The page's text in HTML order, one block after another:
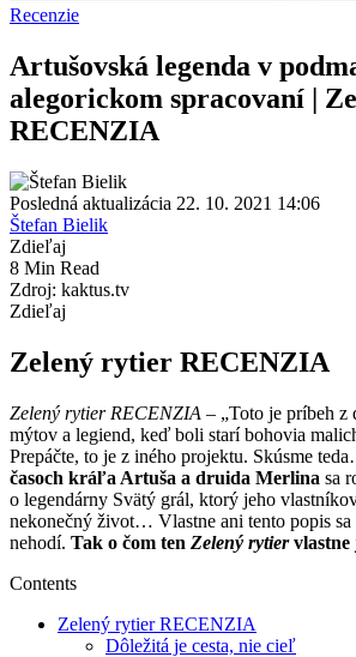
Recenzie
Artušovská legenda v
alegorickom spracovaní |
RECENZIA
Posledná aktualizácia 22. 10. 2021 14:06
Štefan Bielik
Zdieľaj
8 Min Read
Zdroj: kaktus.tv
Zdieľaj
Zelený rytier RECENZIA
Zelený rytier RECENZIA – „Toto je príbeh z
mýtov a legiend, keď boli starí bohovia
Prepáčte, to je z iného projektu. Skúsme
časoch kráľa Artuša a druida Merlina sa
o legendárny Svätý grál, ktorý jeho
nekonečný život… Vlastne ani tento popis
nehodí. Tak o čom ten Zelený rytiervlastne
Contents
Zelený rytier RECENZIA
Dôležitá je cesta, nie cieľ